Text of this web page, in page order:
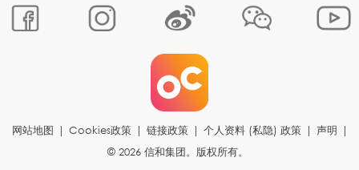
网站地图 Cookies政策 链接政策 个人资料 (私隐) 政策 声明
© 2026 信和集团。版权所有。